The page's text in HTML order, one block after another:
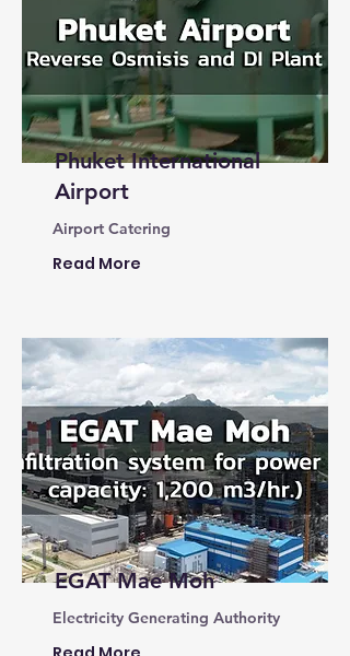
Phuket International
Airport
Airport Catering
Read More
EGAT Mae Moh
Electricity Generating Authority